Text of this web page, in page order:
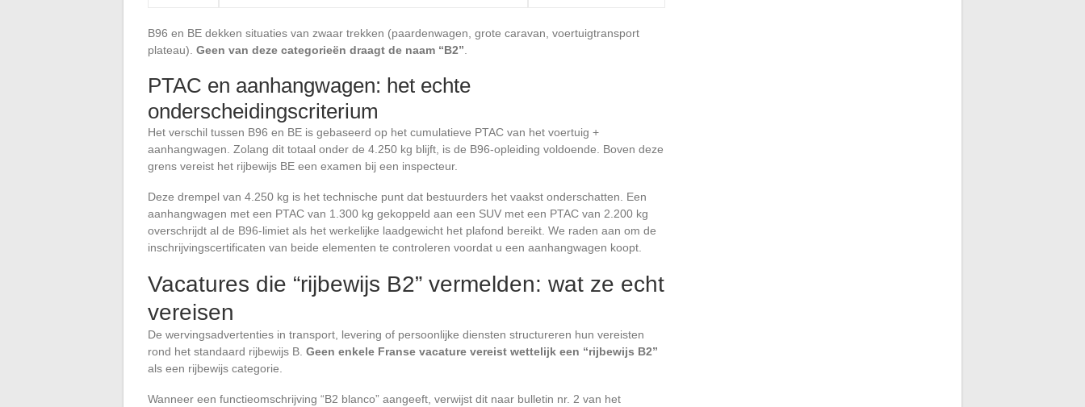
B96 en BE dekken situaties van zwaar trekken (paardenwagen, grote caravan, voertuigtransport
plateau). Geen van deze categorieën draagt de naam “B2”.
PTAC en aanhangwagen: het echte
onderscheidingscriterium
Het verschil tussen B96 en BE is gebaseerd op het cumulatieve PTAC van het voertuig +
aanhangwagen. Zolang dit totaal onder de 4.250 kg blijft, is de B96-opleiding voldoende. Boven deze
grens vereist het rijbewijs BE een examen bij een inspecteur.
Deze drempel van 4.250 kg is het technische punt dat bestuurders het vaakst onderschatten. Een
aanhangwagen met een PTAC van 1.300 kg gekoppeld aan een SUV met een PTAC van 2.200 kg
overschrijdt al de B96-limiet als het werkelijke laadgewicht het plafond bereikt. We raden aan om de
inschrijvingscertificaten van beide elementen te controleren voordat u een aanhangwagen koopt.
Vacatures die “rijbewijs B2” vermelden: wat ze echt
vereisen
De wervingsadvertenties in transport, levering of persoonlijke diensten structureren hun vereisten
rond het standaard rijbewijs B. Geen enkele Franse vacature vereist wettelijk een “rijbewijs B2”
als een rijbewijs categorie.
Wanneer een functieomschrijving “B2 blanco” aangeeft, verwijst dit naar bulletin nr. 2 van het